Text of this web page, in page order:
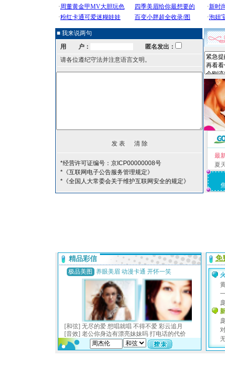
■ 我来说两句
用 户：
匿名发出：
请各位遵纪守法并注意语言文明。
*经营许可证编号：京ICP00000008号
*《互联网电子公告服务管理规定》
*《全国人大常委会关于维护互联网安全的规定》
最
夏